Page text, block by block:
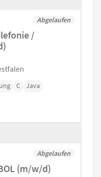
Abgelaufen
/
C
Java
Abgelaufen
(m/w/d)